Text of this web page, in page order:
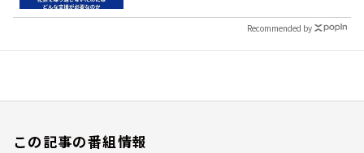
Recommended by
この記事の番組情報